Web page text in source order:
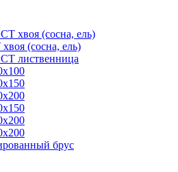
хвоя (сосна, ель)
(сосна, ель)
лиственница
брус